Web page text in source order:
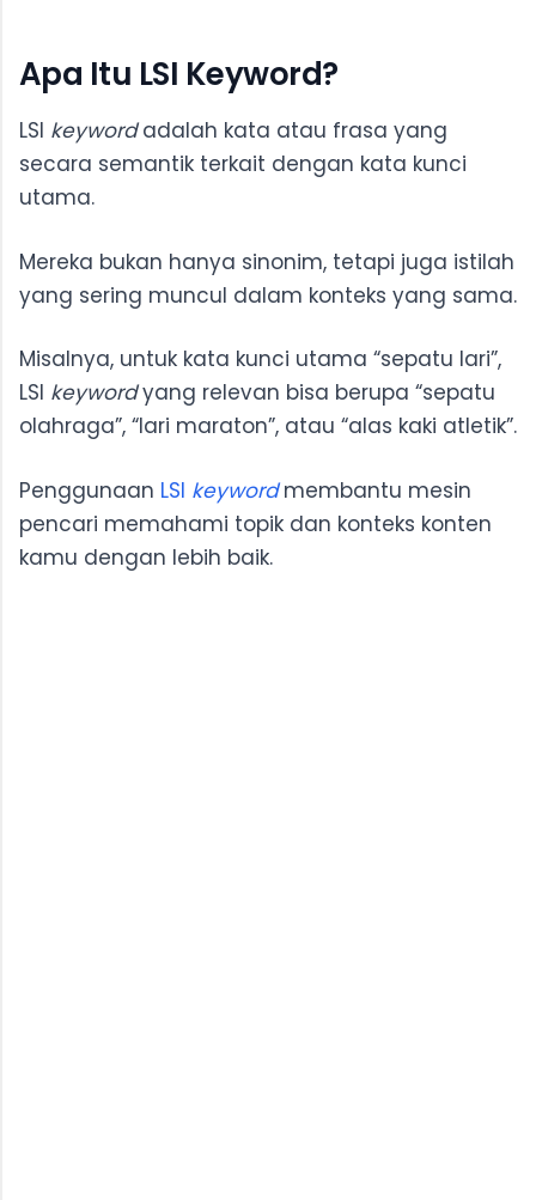
Apa Itu LSI Keyword?
LSI keywordadalah kata atau frasa yang
secara semantik terkait dengan kata kunci
utama.
Mereka bukan hanya sinonim, tetapi juga istilah
yang sering muncul dalam konteks yang sama.
Misalnya, untuk kata kunci utama “sepatu lari”,
LSI keywordyang relevan bisa berupa “sepatu
olahraga”, “lari maraton”, atau “alas kaki atletik”.
Penggunaan LSI keywordmembantu mesin
pencari memahami topik dan konteks konten
kamu dengan lebih baik.